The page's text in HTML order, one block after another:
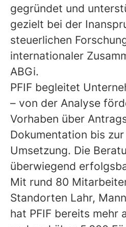
gegründet und
gezielt bei der
steuerlichen
internationaler
ABGi.
PFIF begleitet
– von der Analyse
Vorhaben über
Dokumentation bis
Umsetzung. Die
überwiegend
Mit rund 80
Standorten Lahr,
hat PFIF bereits mehr